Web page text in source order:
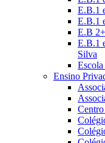
E.B.1
E.B.1
E.B
E.B.1
Silva
Ensino